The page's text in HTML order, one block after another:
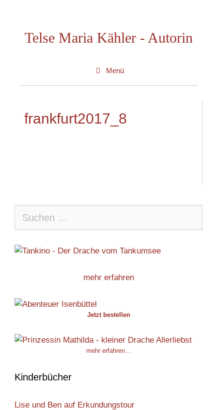
springenTelse Maria Kähler - Autorin
Menü
frankfurt2017_8
nach:
mehr erfahren
Jetzt bestellen
mehr erfahren...
Kinderbücher
Lise und Ben auf Erkundungstour